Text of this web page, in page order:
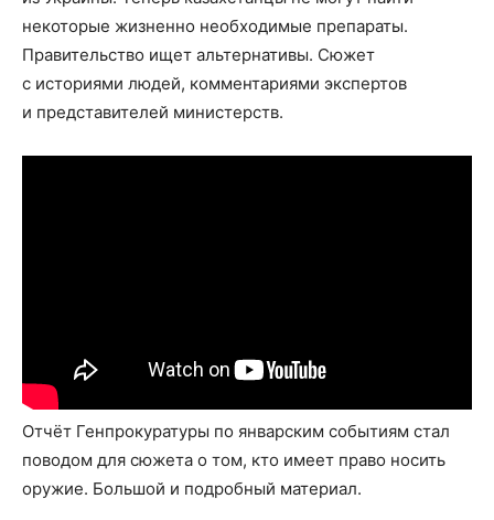
некоторые жизненно необходимые препараты.
Правительство ищет альтернативы. Сюжет
с историями людей, комментариями экспертов
и представителей министерств.
Отчёт Генпрокуратуры по январским событиям стал
поводом для сюжета о том, кто имеет право носить
оружие. Большой и подробный материал.